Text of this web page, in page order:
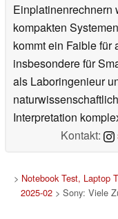
Einplatinenrechnern
kompakten
kommt ein Faible für
insbesondere für
als Laboringenieur
Interpretation
Kontakt:
> Notebook Test, Laptop
2025-02> Sony: Viele